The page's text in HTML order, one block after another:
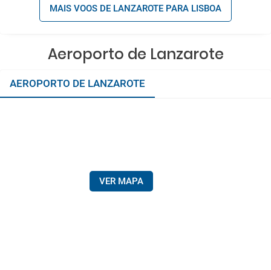
MAIS VOOS DE LANZAROTE PARA LISBOA
Aeroporto de Lanzarote
AEROPORTO DE LANZAROTE
VER MAPA